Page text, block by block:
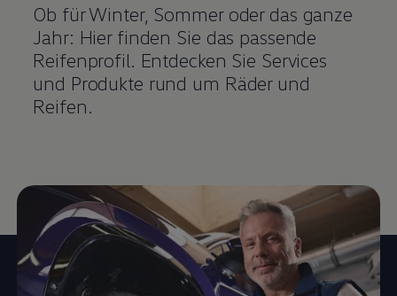
Ob für Winter, Sommer oder das ganze
Jahr: Hier finden Sie das passende
Reifenprofil. Entdecken Sie Services
und Produkte rund um Räder und
Reifen.